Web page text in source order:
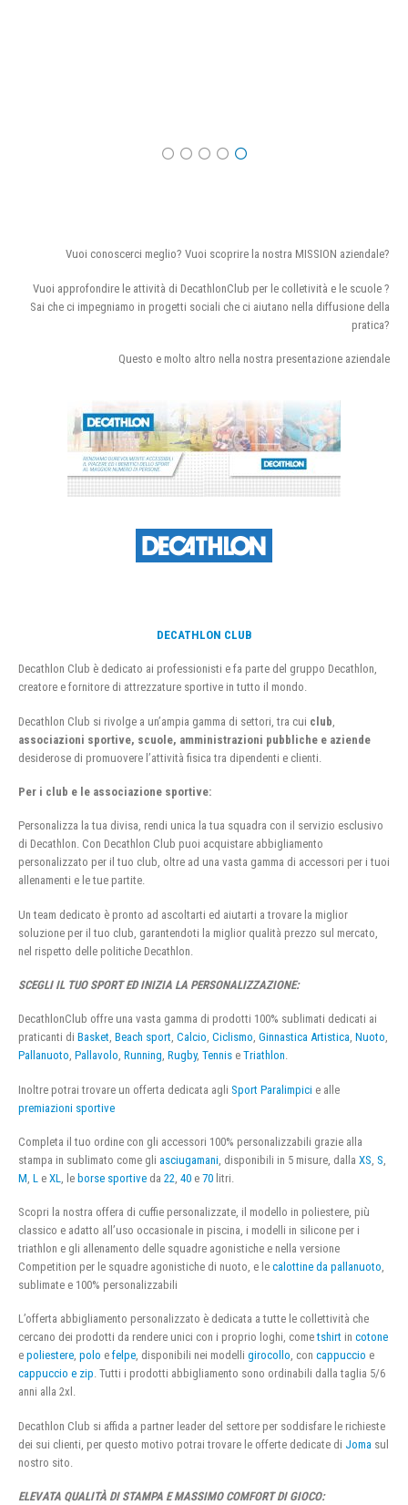
Vuoi conoscerci meglio? Vuoi scoprire la nostra MISSION aziendale?
Vuoi approfondire le attività di DecathlonClub per le colletività e le scuole ?
Sai che ci impegniamo in progetti sociali che ci aiutano nella diffusione della
pratica?
Questo e molto altro nella nostra presentazione aziendale
DECATHLON CLUB
Decathlon Club è dedicato ai professionisti e fa parte del gruppo Decathlon,
creatore e fornitore di attrezzature sportive in tutto il mondo.
Decathlon Club si rivolge a un’ampia gamma di settori, tra cui club
associazioni sportive, scuole, amministrazioni pubbliche e aziende
desiderose di promuovere l’attività fisica tra dipendenti e clienti.
Per i club e le associazione sportive:
Personalizza la tua divisa, rendi unica la tua squadra con il servizio esclusivo
di Decathlon. Con Decathlon Club puoi acquistare abbigliamento
personalizzato per il tuo club, oltre ad una vasta gamma di accessori per i tuoi
allenamenti e le tue partite.
Un team dedicato è pronto ad ascoltarti ed aiutarti a trovare la miglior
soluzione per il tuo club, garantendoti la miglior qualità prezzo sul mercato,
nel rispetto delle politiche Decathlon.
SCEGLI IL TUO SPORT ED INIZIA LA PERSONALIZZAZIONE:
DecathlonClub offre una vasta gamma di prodotti 100% sublimati dedicati ai
praticanti di Basket, Beach sport, Calcio, Ciclismo, Ginnastica Artistica, Nuoto,
Pallanuoto, Pallavolo, Running, Rugby, Tennis e Triathlon.
Inoltre potrai trovare un offerta dedicata agli Sport Paralimpici e alle
premiazioni sportive
Completa il tuo ordine con gli accessori 100% personalizzabili grazie alla
stampa in sublimato come gli asciugamani , disponibili in 5 misure, dalla XS S
M L e XL , le borse sportive da 22 40 e 70 litri.
Scopri la nostra offera di cuffie personalizzate, il modello in poliestere, più
classico e adatto all’uso occasionale in piscina, i modelli in silicone per i
triathlon e gli allenamento delle squadre agonistiche e nella versione
Competition per le squadre agonistiche di nuoto, e le calottine da pallanuoto,
sublimate e 100% personalizzabili
L’offerta abbigliamento personalizzato è dedicata a tutte le collettività che
cercano dei prodotti da rendere unici con i proprio loghi, cometshirt in cotone
e poliestere, polo e felpe, disponibili nei modelli girocollo, con cappuccio e
cappuccio e zip. Tutti i prodotti abbigliamento sono ordinabili dalla taglia 5/6
anni alla 2xl.
Decathlon Club si affida a partner leader del settore per soddisfare le richieste
dei sui clienti, per questo motivo potrai trovare le offerte dedicate di Joma sul
nostro sito.
ELEVATA QUALITÀ DI STAMPA E MASSIMO COMFORT DI GIOCO: